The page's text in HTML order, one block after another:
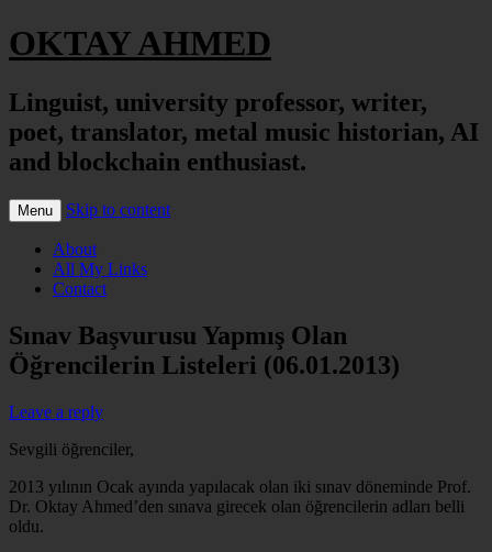
OKTAY AHMED
Linguist, university professor, writer,
poet, translator, metal music historian, AI
and blockchain enthusiast.
Menu Skip to content
About
All My Links
Contact
Sınav Başvurusu Yapmış Olan
Öğrencilerin Listeleri (06.01.2013)
Leave a reply
Sevgili öğrenciler,
2013 yılının Ocak ayında yapılacak olan iki sınav döneminde Prof.
Dr. Oktay Ahmed’den sınava girecek olan öğrencilerin adları belli
oldu.